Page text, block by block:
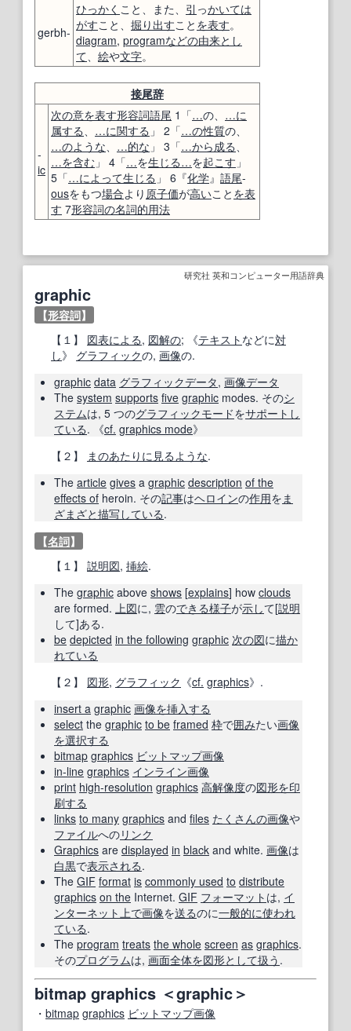
gerbh-
ひっかく こと、また、 引 っかいては
がすこと、 掘り出すこと を表す。
diagram, programなどの由来とし
て、 絵や文字。
接尾辞
-
ic
次の意を表す形容詞語尾 1「…の、 …に
属する、 …に関する 」 2「…の性質の、
…のような、 …的な 」 3「…から成る、
…を含む 」 4「…を生じる…を起こす 」
5「…によって生じる 」 6『化学』 語尾-
ousをもつ場合より 原子価が高いこと を表
す 7形容詞の名詞的用法
研究社 英和コンピューター用語辞典
graphic
【形容詞】
【１】 図表による, 図解の; 《テキスト などに対
し》 グラフィックの, 画像の.
graphic data グラフィックデータ, 画像データ
The system supports five graphic modes. そのシ
ステムは, 5 つのグラフィックモードをサポート し
ている. 《cf. graphics mode》
【２】 まのあたりに見るような.
The article gives a graphic description of the
effects of heroin. その記事はヘロインの作用をま
ざまざと描写 している.
【名詞】
【１】 説明図, 挿絵.
The graphic above shows [explains] how clouds
are formed. 上図に, 雲のできる様子が示して[説明
して]ある.
be depicted in the following graphic 次の図に描か
れている
【２】 図形, グラフィック 《cf. graphics》.
insert a graphic 画像を挿入する
select the graphic to be framed 枠で囲みたい画像
を選択する
bitmap graphics ビットマップ画像
in-line graphics インライン画像
print high-resolution graphics 高解像度の図形を印
刷する
links to many graphics and files たくさんの画像や
ファイルへのリンク
Graphics are displayed in black and white. 画像は
白黒で表示される.
The GIF format is commonly used to distribute
graphics on the Internet. GIF フォーマット は, イ
ンターネット上で画像を送るのに一般的に使われ
ている.
The program treats the whole screen as graphics.
そのプログラムは, 画面全体を図形として扱う .
bitmap graphics ＜graphic＞
・ bitmap graphics ビットマップ画像